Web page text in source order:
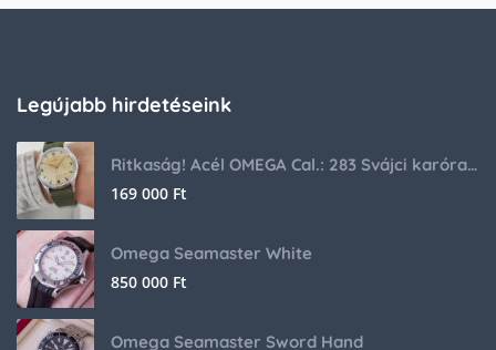
Legújabb hirdetéseink
Ritkaság! Acél OMEGA Cal.: 283 Svájci karóra 1953-ból!
169 000 Ft
Omega Seamaster White
850 000 Ft
Omega Seamaster Sword Hand